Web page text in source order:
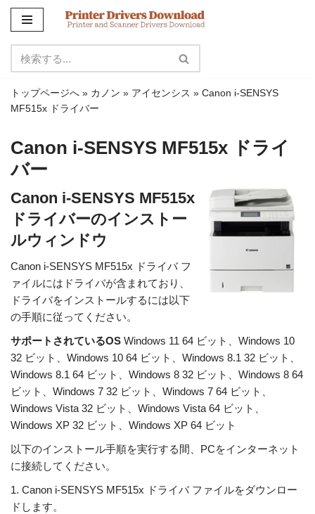
ン
テ
ン
ツ
ス
キ
ッ
トップページへ » カノン » アイセンシス » Canon i-SENSYS
MF515x ドライバー
Canon i-SENSYS MF515x ドライ
バー
Canon i-SENSYS MF515x
ドライバーのインストー
ルウィンドウ
Canon i-SENSYS MF515x ドライバ フ
ァイルにはドライバが含まれており、
ドライバをインストールするには以下
の手順に従ってください。
サポートされているOS Windows 11 64 ビット、Windows 10
32 ビット、Windows 10 64 ビット、Windows 8.1 32 ビット、
Windows 8.1 64 ビット、Windows 8 32 ビット、Windows 8 64
ビット、Windows 7 32 ビット、Windows 7 64 ビット、
Windows Vista 32 ビット、Windows Vista 64 ビット、
Windows XP 32 ビット、Windows XP 64 ビット
以下のインストール手順を実行する間、PCをインターネット
に接続してください。
1. Canon i-SENSYS MF515x ドライバ ファイルをダウンロー
ドします。